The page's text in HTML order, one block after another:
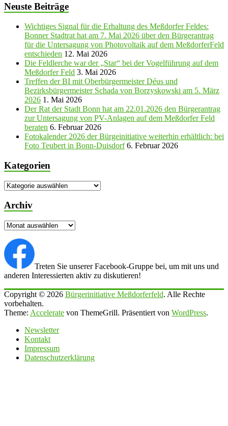
Neuste Beiträge
Wichtiges Signal für die Erhaltung des Meßdorfer Feldes:
Bonner Stadtrat hat am 7. Mai 2026 über den Bürgerantrag
für die Untersagung von Photovoltaik auf dem MeßdorferFeld
entschieden 12. Mai 2026
Die Feldlerche war der „Star“ bei der Vogelführung auf dem
Meßdorfer Feld 3. Mai 2026
Treffen der BI mit Oberbürgermeister Déus und
Bezirksbürgermeister Schada von Borzyskowski am 5. März
2026 1. Mai 2026
Der Rat der Stadt Bonn hat am 22.01.2026 den Bürgerantrag
zur Untersagung von PV-Anlagen auf dem Meßdorfer Feld
beraten 6. Februar 2026
Fotokalender 2026 der Bürgeinitiative weiterhin erhältlich: bei
Foto Teubert in Bonn-Duisdorf 6. Februar 2026
Kategorien
Kategorien
Archiv
Archiv
Treten Sie unserer Facebook-Gruppe bei, um mit uns und
anderen Interessierten aktiv zu diskutieren!
Copyright © 2026 Bürgerinitiative Meßdorferfeld. Alle Rechte
vorbehalten.
Theme: Accelerate von ThemeGrill. Präsentiert von WordPress.
Newsletter
Kontakt
Impressum
Datenschutzerklärung